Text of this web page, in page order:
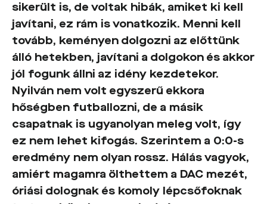
sikerült is, de voltak hibák, amiket ki kell
javítani, ez rám is vonatkozik. Menni kell
tovább, keményen dolgozni az előttünk
álló hetekben, javítani a dolgokon és akkor
jól fogunk állni az idény kezdetekor.
Nyilván nem volt egyszerű ekkora
hőségben futballozni, de a másik
csapatnak is ugyanolyan meleg volt, így
ez nem lehet kifogás. Szerintem a 0:0-s
eredmény nem olyan rossz. Hálás vagyok,
amiért magamra ölthettem a DAC mezét,
óriási dolognak és komoly lépcsőfoknak